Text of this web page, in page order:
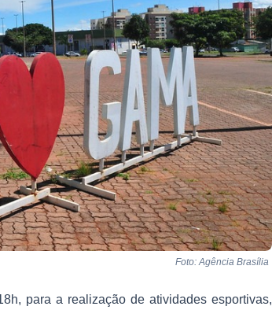
Foto: Agência Brasília
para a realização de atividades esportivas,